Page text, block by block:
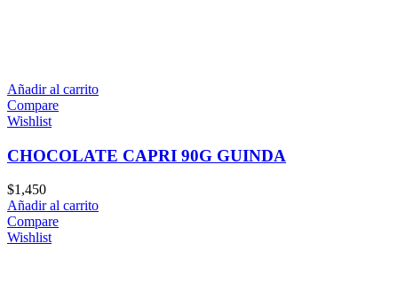
Añadir al carrito
Compare
Wishlist
CHOCOLATE CAPRI 90G GUINDA
$1,450
Añadir al carrito
Compare
Wishlist